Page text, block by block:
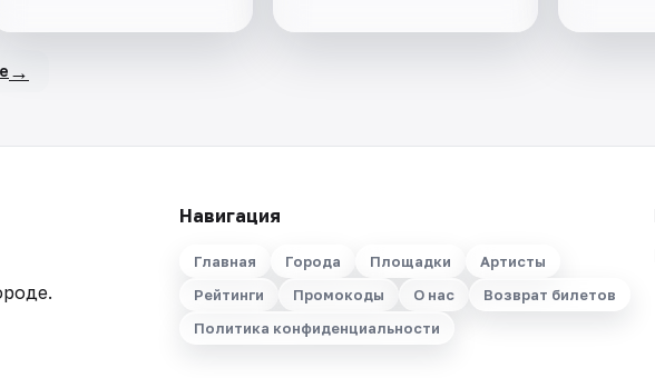
→
Навигация
Главная Города Площадки
Артисты
Рейтинги
Промокоды О нас
Возврат билетов
Политика конфиденциальности